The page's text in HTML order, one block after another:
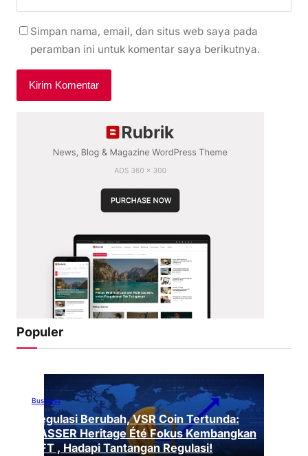
Simpan nama, email, dan situs web saya pada
peramban ini untuk komentar saya berikutnya.
Populer
Business
Regulasi Berubah, VSR Coin Tertunda:
VASSER Heritage Été Fokus Kembangkan
NFT , Hadapi Tantangan Regulasi!